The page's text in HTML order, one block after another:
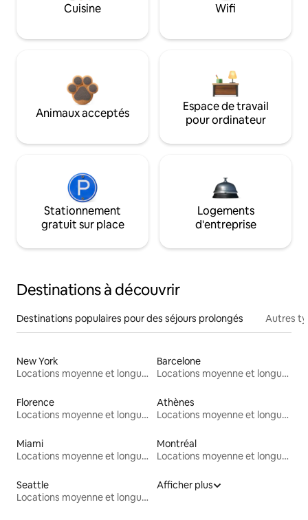
Cuisine Wifi
Animaux acceptés
Espace de travail
pour ordinateur
Stationnement
gratuit sur place
Logements
d'entreprise
Destinations à découvrir
Destinations populaires pour des séjours prolongés Autres
New York
Locations moyenne et longue durée
Barcelone
Locations moyenne et longue durée
Florence
Locations moyenne et longue durée
Athènes
Locations moyenne et longue durée
Miami
Locations moyenne et longue durée
Montréal
Locations moyenne et longue durée
Seattle
Locations moyenne et longue durée
Afficher plus